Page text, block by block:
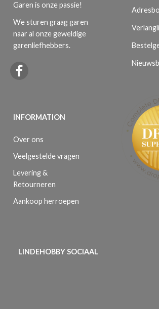
Garen is onze passie!
We sturen graag garen
naar al onze geweldige
garenliefhebbers.
INFORMATION
Over ons
Veelgestelde vragen
Levering &
Retourneren
Aankoop herroepen
LINDEHOBBY SOCIAAL